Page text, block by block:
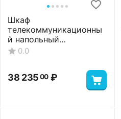
й напольный
ШТНП-18U-600-800-
ПП-RAL7035
0.0
36 48500 ₽